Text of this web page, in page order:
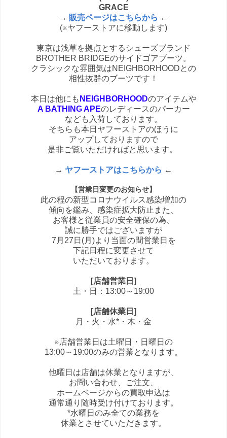
GRACE
→ 販売ページはこちらから ←
(※ヤフーストアに移動します)
東京は浅草を拠点とするシューズブランド
BROTHER BRIDGEのサイドゴアブーツ。
クラシックな雰囲気はNEIGHBORHOODとの
相性抜群のブーツです！
本日は他にも NEIGHBORHOODのアイテムや
A BATHING APEのレディースのパーカー
なども入荷しております。
そちらも本日ヤフーストアのほうに
アップしておりますので
是非ご覧いただければと思います。
→ ヤフーストアはこちらから ←
【営業日変更のお知らせ】
此の程の新型コロナウイルス感染増加の
傾向を鑑み、感染症拡大防止また、
お客様と従業員の安全確保の為、
誠に勝手ではございますが
7月27日(月)より当面の間営業日を
下記日程に変更させて
いただいております。
[店舗営業日]
土・日：13:00～19:00
[店舗休業日]
月・火・水*・木・金
※店舗営業日は土曜日・日曜日の
13:00～19:00のみの営業となります。
他曜日は店舗は休業となりますが、
お問い合わせ、ご注文、
ホームページからの買取申込は
通常通り随時受け付けております。
*水曜日のみ全ての業務を
休業とさせていただきます。